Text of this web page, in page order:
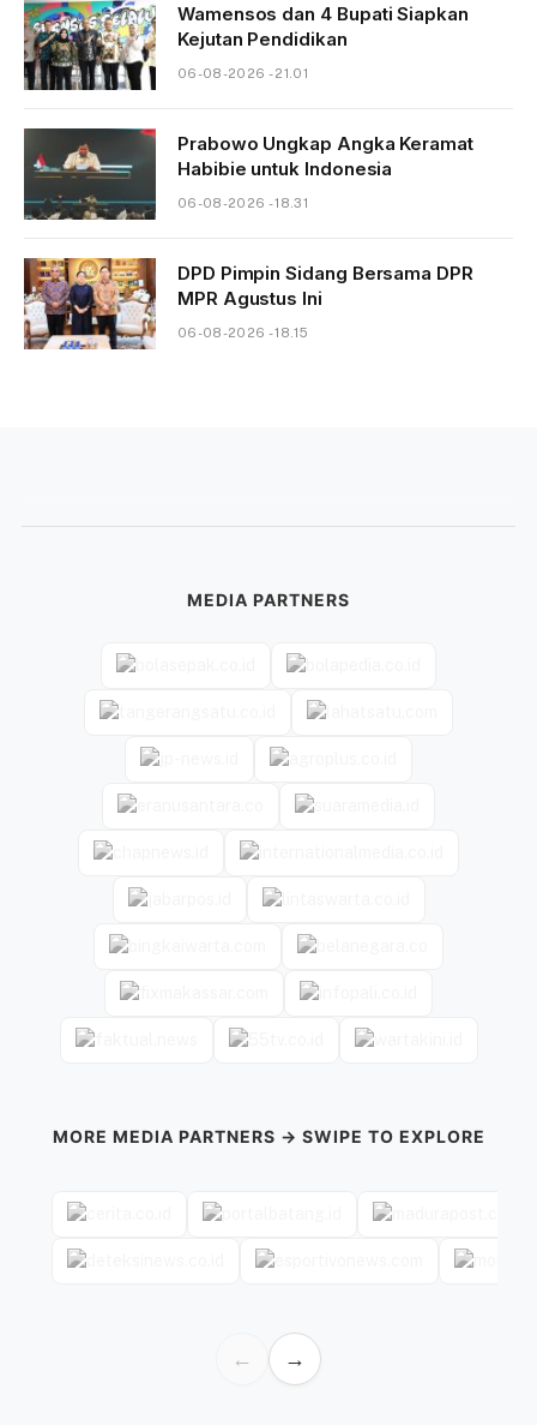
Wamensos dan 4 Bupati Siapkan
Kejutan Pendidikan
06-08-2026 - 21.01
Prabowo Ungkap Angka Keramat
Habibie untuk Indonesia
06-08-2026 - 18.31
DPD Pimpin Sidang Bersama DPR
MPR Agustus Ini
06-08-2026 - 18.15
MEDIA PARTNERS
MORE MEDIA PARTNERS → SWIPE TO EXPLORE
← →